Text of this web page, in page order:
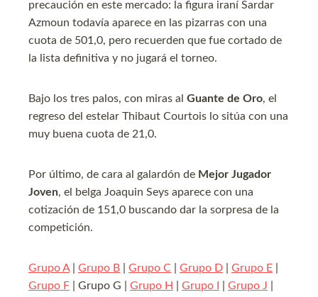
precaución en este mercado: la figura iraní Sardar
Azmoun todavía aparece en las pizarras con una
cuota de 501,0, pero recuerden que fue cortado de
la lista definitiva y no jugará el torneo.
Bajo los tres palos, con miras al Guante de Oro, el
regreso del estelar Thibaut Courtois lo sitúa con una
muy buena cuota de 21,0.
Por último, de cara al galardón de Mejor Jugador
Joven, el belga Joaquin Seys aparece con una
cotización de 151,0 buscando dar la sorpresa de la
competición.
Grupo A| Grupo B Grupo C Grupo D Grupo E
Grupo F | Grupo G | Grupo H Grupo I Grupo J